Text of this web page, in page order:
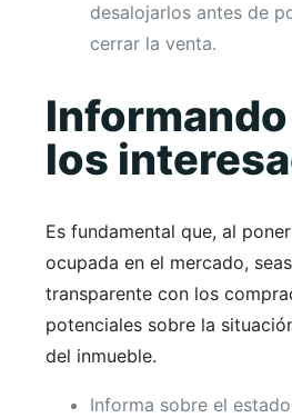
desalojarlos antes de
cerrar la venta.
Informando
los
Es fundamental que, al
ocupada en el mercado, seas
transparente con los
potenciales sobre la
del inmueble.
Informa sobre el